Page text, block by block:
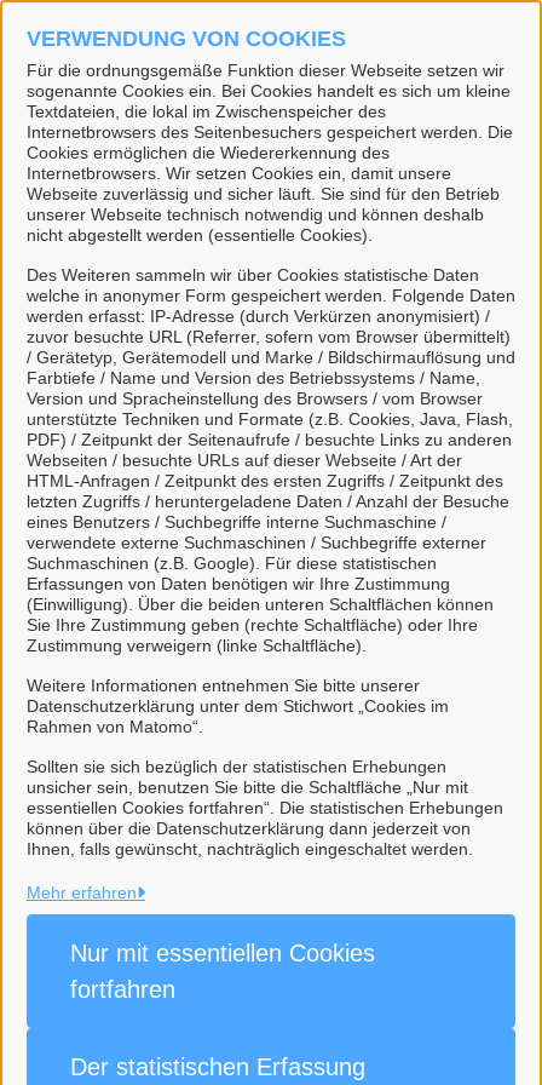
VERWENDUNG VON COOKIES
Für die ordnungsgemäße Funktion dieser Webseite setzen wir
sogenannte Cookies ein. Bei Cookies handelt es sich um kleine
Textdateien, die lokal im Zwischenspeicher des
Internetbrowsers des Seitenbesuchers gespeichert werden. Die
Cookies ermöglichen die Wiedererkennung des
Internetbrowsers. Wir setzen Cookies ein, damit unsere
Webseite zuverlässig und sicher läuft. Sie sind für den Betrieb
unserer Webseite technisch notwendig und können deshalb
nicht abgestellt werden (essentielle Cookies).
Des Weiteren sammeln wir über Cookies statistische Daten
welche in anonymer Form gespeichert werden. Folgende Daten
werden erfasst: IP-Adresse (durch Verkürzen anonymisiert) /
zuvor besuchte URL (Referrer, sofern vom Browser übermittelt)
/ Gerätetyp, Gerätemodell und Marke / Bildschirmauflösung und
Farbtiefe / Name und Version des Betriebssystems / Name,
Version und Spracheinstellung des Browsers / vom Browser
unterstützte Techniken und Formate (z.B. Cookies, Java, Flash,
PDF) / Zeitpunkt der Seitenaufrufe / besuchte Links zu anderen
Webseiten / besuchte URLs auf dieser Webseite / Art der
HTML-Anfragen / Zeitpunkt des ersten Zugriffs / Zeitpunkt des
letzten Zugriffs / heruntergeladene Daten / Anzahl der Besuche
eines Benutzers / Suchbegriffe interne Suchmaschine /
verwendete externe Suchmaschinen / Suchbegriffe externer
Suchmaschinen (z.B. Google). Für diese statistischen
Erfassungen von Daten benötigen wir Ihre Zustimmung
(Einwilligung). Über die beiden unteren Schaltflächen können
Sie Ihre Zustimmung geben (rechte Schaltfläche) oder Ihre
Zustimmung verweigern (linke Schaltfläche).
Weitere Informationen entnehmen Sie bitte unserer
Datenschutzerklärung unter dem Stichwort „Cookies im
Rahmen von Matomo“.
Sollten sie sich bezüglich der statistischen Erhebungen
unsicher sein, benutzen Sie bitte die Schaltfläche „Nur mit
essentiellen Cookies fortfahren“. Die statistischen Erhebungen
können über die Datenschutzerklärung dann jederzeit von
Ihnen, falls gewünscht, nachträglich eingeschaltet werden.
Mehr erfahren
Nur mit essentiellen Cookies
fortfahren
Der statistischen Erfassung
Anmelden
Start OR-Melde Meldebescheinigung-Erweitert
Erweiterte Meldebescheinigung
Diese Dienstleistung benötigt ein Benutzerkonto.
Gemeinde Moormerland
Alle Rechte vorbehalten
Impressum